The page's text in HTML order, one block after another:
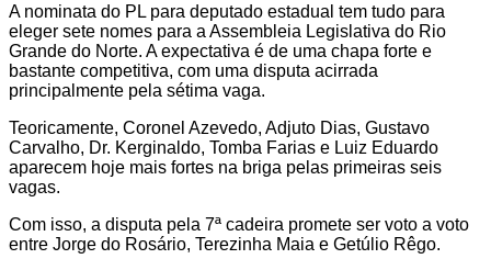
A nominata do PL para deputado estadual tem tudo para
eleger sete nomes para a Assembleia Legislativa do Rio
Grande do Norte. A expectativa é de uma chapa forte e
bastante competitiva, com uma disputa acirrada
principalmente pela sétima vaga.
Teoricamente, Coronel Azevedo, Adjuto Dias, Gustavo
Carvalho, Dr. Kerginaldo, Tomba Farias e Luiz Eduardo
aparecem hoje mais fortes na briga pelas primeiras seis
vagas.
Com isso, a disputa pela 7ª cadeira promete ser voto a voto
entre Jorge do Rosário, Terezinha Maia e Getúlio Rêgo.